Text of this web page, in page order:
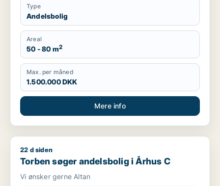
Type
Andelsbolig
Areal
50 - 80 m2
Max. per måned
1.500.000 DKK
Mere info
Torben søger andelsbolig i Århus C
22 d siden
Torben søger andelsbolig i Århus C
Vi ønsker gerne Altan